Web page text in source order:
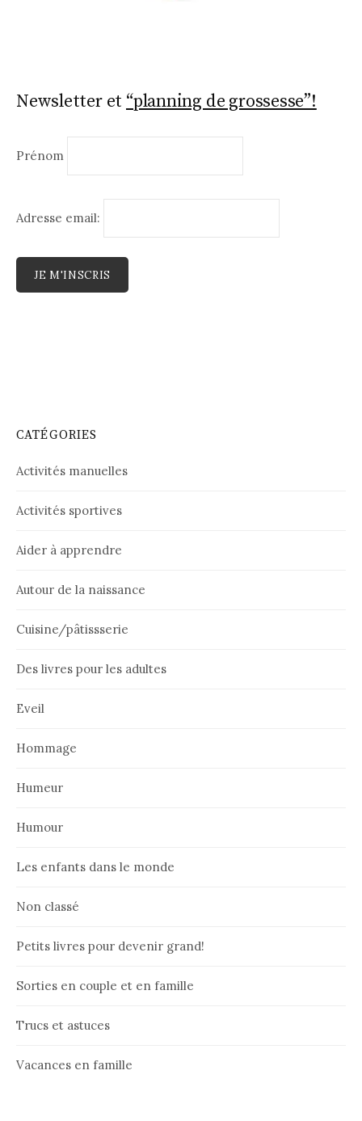
Newsletter et “planning de grossesse”!
Prénom
Adresse email:
CATÉGORIES
Activités manuelles
Activités sportives
Aider à apprendre
Autour de la naissance
Cuisine/pâtissserie
Des livres pour les adultes
Eveil
Hommage
Humeur
Humour
Les enfants dans le monde
Non classé
Petits livres pour devenir grand!
Sorties en couple et en famille
Trucs et astuces
Vacances en famille